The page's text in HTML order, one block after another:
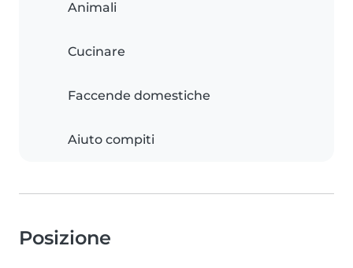
Animali
Cucinare
Faccende domestiche
Aiuto compiti
Posizione